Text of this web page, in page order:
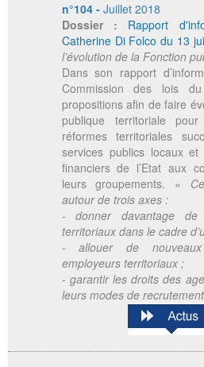
n°104 - Juillet 2018
Dossier : Rapport
Catherine Di Folco du 13
l’évolution de la Fonction
Dans son rapport
Commission des lois
propositions afin de faire
publique territoriale
réformes territoriales
services publics locaux
financiers de l’Etat aux
leurs groupements. «
autour de trois axes :
- donner davantage de
territoriaux dans le cadre
- allouer de
employeurs territoriaux ;
- garantir les droits des
leurs modes de